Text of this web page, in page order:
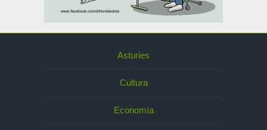
Asturies
Cultura
Economía